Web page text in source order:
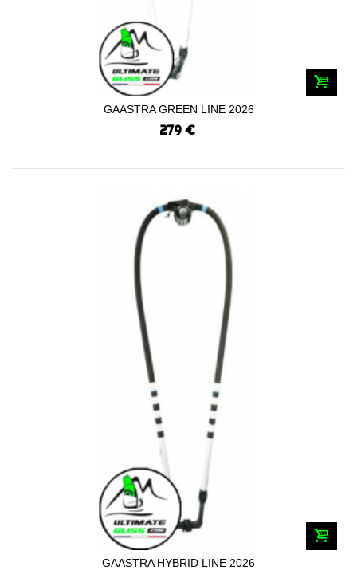
GAASTRA GREEN LINE 2026
279 €
GAASTRA HYBRID LINE 2026